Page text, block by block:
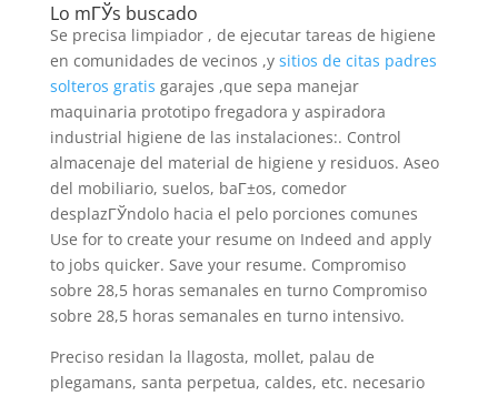
Lo mГЎs buscado
Se precisa limpiador , de ejecutar tareas de higiene
en comunidades de vecinos ,y sitios de citas padres
solteros gratis garajes ,que sepa manejar
maquinaria prototipo fregadora y aspiradora
industrial higiene de las instalaciones:. Control
almacenaje del material de higiene y residuos. Aseo
del mobiliario, suelos, baГ±os, comedor
desplazГЎndolo hacia el pelo porciones comunes
Use for to create your resume on Indeed and apply
to jobs quicker. Save your resume. Compromiso
sobre 28,5 horas semanales en turno Compromiso
sobre 28,5 horas semanales en turno intensivo.
Preciso residan la llagosta, mollet, palau de
plegamans, santa perpetua, caldes, etc. necesario